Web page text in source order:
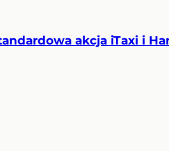
akcja iTaxi i